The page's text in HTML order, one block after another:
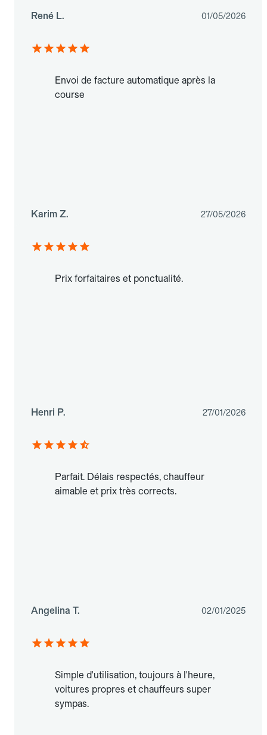
René L. 01/05/2026
Envoi de facture automatique après la
course
Karim Z. 27/05/2026
Prix forfaitaires et ponctualité.
Henri P. 27/01/2026
Parfait. Délais respectés, chauffeur
aimable et prix très corrects.
Angelina T. 02/01/2025
Simple d'utilisation, toujours à l'heure,
voitures propres et chauffeurs super
sympas.